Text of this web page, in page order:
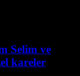
Selim ve
kareler